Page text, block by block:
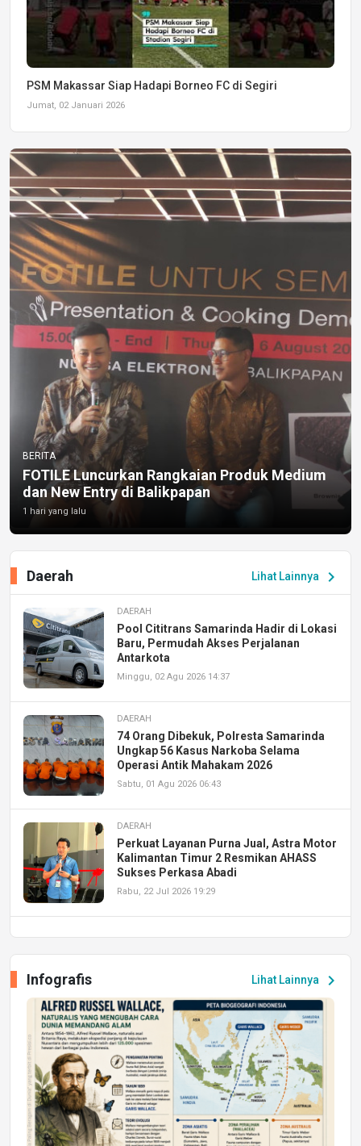
PSM Makassar Siap Hadapi Borneo FC di Segiri
Jumat, 02 Januari 2026
BERITA
FOTILE Luncurkan Rangkaian Produk Medium
dan New Entry di Balikpapan
1 hari yang lalu
Lihat Lainnya chevron_right
Daerah
DAERAH
Pool Cititrans Samarinda Hadir di Lokasi
Baru, Permudah Akses Perjalanan
Antarkota
Minggu, 02 Agu 2026 14:37
DAERAH
74 Orang Dibekuk, Polresta Samarinda
Ungkap 56 Kasus Narkoba Selama
Operasi Antik Mahakam 2026
Sabtu, 01 Agu 2026 06:43
DAERAH
Perkuat Layanan Purna Jual, Astra Motor
Kalimantan Timur 2 Resmikan AHASS
Sukses Perkasa Abadi
Rabu, 22 Jul 2026 19:29
Peluang Kerja dan Magang
Jumat, 17 Jul 2026 22:30
DAERAH
Astra Motor Kalimantan Timur 2 Dukung
Mahasiswa Samarinda dalam Astra
Honda SDGs Future Leaders 2026
Jumat, 10 Jul 2026 19:01
Lihat Lainnya chevron_right
Infografis